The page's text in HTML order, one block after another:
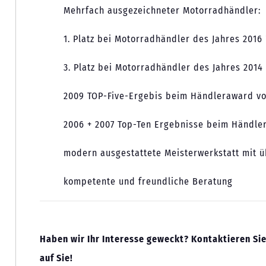
Mehrfach ausgezeichneter Motorradhändler:
1. Platz bei Motorradhändler des Jahres
3. Platz bei Motorradhändler des Jahres
2009 TOP-Five-Ergebis beim Händleraward
2006 + 2007 Top-Ten Ergebnisse beim
modern ausgestattete Meisterwerkstatt mit
kompetente und freundliche Beratung
Haben wir Ihr Interesse geweckt? Kontaktieren
auf Sie!